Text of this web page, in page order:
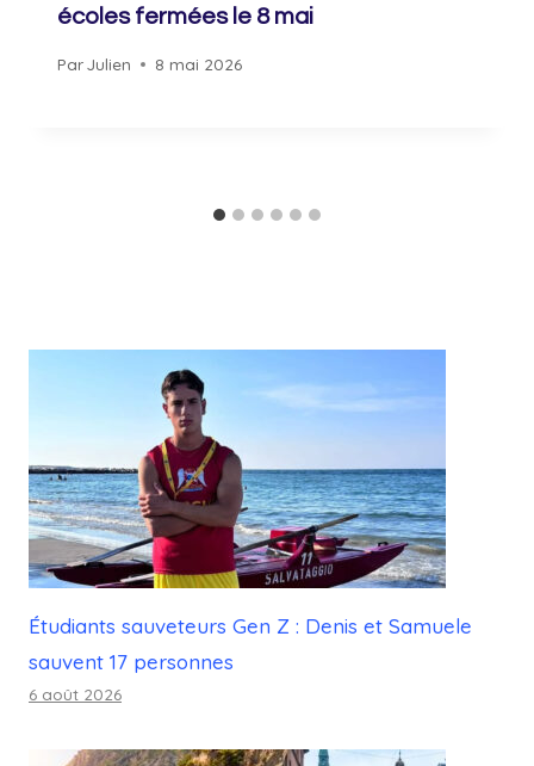
écoles fermées le 8 mai
ParJulien 8 mai 2026
Étudiants sauveteurs Gen Z : Denis et Samuele
sauvent 17 personnes
6 août 2026